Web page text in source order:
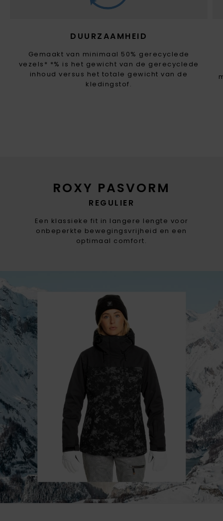
ROXY PASVORM
REGULIER
Een klassieke fit in langere lengte voor
onbeperkte bewegingsvrijheid en een
optimaal comfort.
DUURZAAMHEID
Gemaakt van minimaal 50% gerecyclede
vezels* *% is het gewicht van de gerecyclede
inhoud versus het totale gewicht van de
kledingstof.